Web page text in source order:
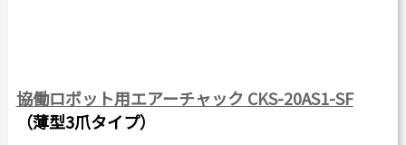
協働ロボット用エアーチャック CKS-20AS1-SF
（薄型3爪タイプ）